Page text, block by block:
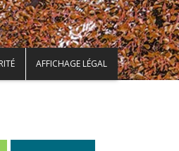
AFFICHAGE LÉGAL